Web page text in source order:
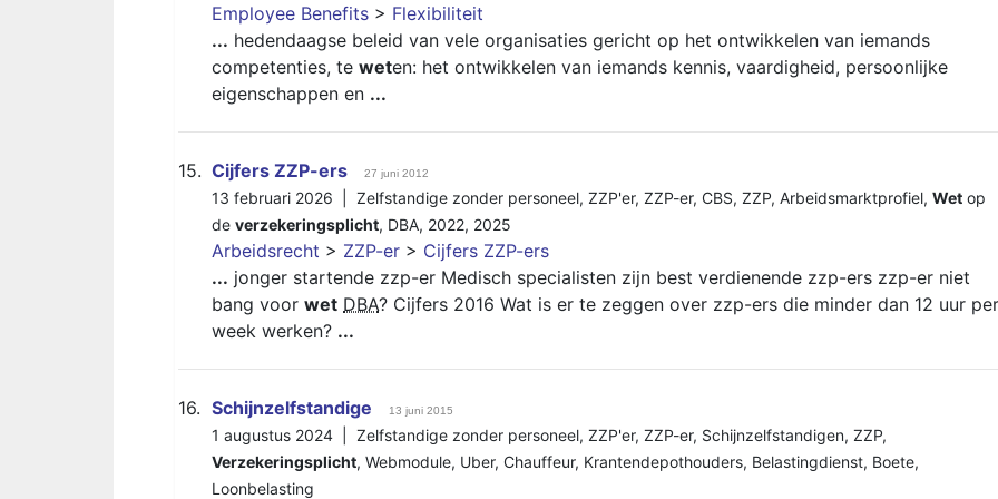
Employee Benefits > Flexibiliteit
... hedendaagse beleid van vele organisaties gericht op het ontwikkelen van iemands
competenties, te weten: het ontwikkelen van iemands kennis, vaardigheid, persoonlijke
eigenschappen en ...
15. Cijfers ZZP-ers 27 juni 2012
13 februari 2026 | Zelfstandige zonder personeel, ZZP'er, ZZP-er, CBS, ZZP, Arbeidsmarktprofiel, Wet op
de verzekeringsplicht, DBA, 2022, 2025
Arbeidsrecht > ZZP-er > Cijfers ZZP-ers
... jonger startende zzp-er Medisch specialisten zijn best verdienende zzp-ers zzp-er niet
bang voor wet DBA? Cijfers 2016 Wat is er te zeggen over zzp-ers die minder dan 12 uur per
week werken? ...
16. Schijnzelfstandige 13 juni 2015
1 augustus 2024 | Zelfstandige zonder personeel, ZZP'er, ZZP-er, Schijnzelfstandigen, ZZP,
Verzekeringsplicht, Webmodule, Uber, Chauffeur, Krantendepothouders, Belastingdienst, Boete,
Loonbelasting